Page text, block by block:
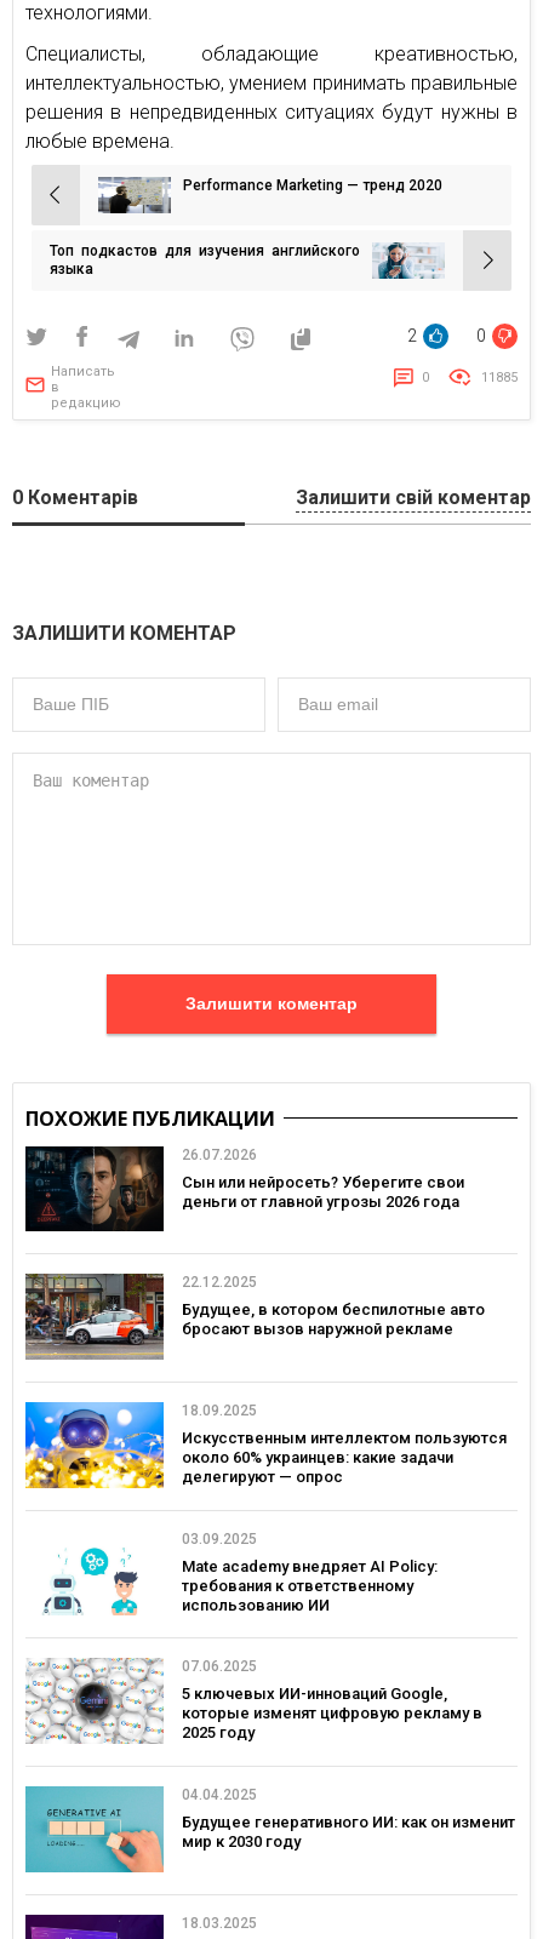
технологиями.
Специалисты, обладающие креативностью,
интеллектуальностью, умением принимать правильные
решения в непредвиденных ситуациях будут нужны в
любые времена.
Навигация
по
записям
Performance Marketing — тренд 2020
Топ подкастов для изучения английского
языка
2 0
Написать
в
редакцию
0 11885
0 Коментарів Залишити свій коментар
ЗАЛИШИТИ КОМЕНТАР
Залишити коментар
ПОХОЖИЕ ПУБЛИКАЦИИ
26.07.2026
Сын или нейросеть? Уберегите свои
деньги от главной угрозы 2026 года
22.12.2025
Будущее, в котором беспилотные авто
бросают вызов наружной рекламе
18.09.2025
Искусственным интеллектом пользуются
около 60% украинцев: какие задачи
делегируют — опрос
03.09.2025
Mate academy внедряет AI Policy:
требования к ответственному
использованию ИИ
07.06.2025
5 ключевых ИИ-инноваций Google,
которые изменят цифровую рекламу в
2025 году
04.04.2025
Будущее генеративного ИИ: как он изменит
мир к 2030 году
18.03.2025